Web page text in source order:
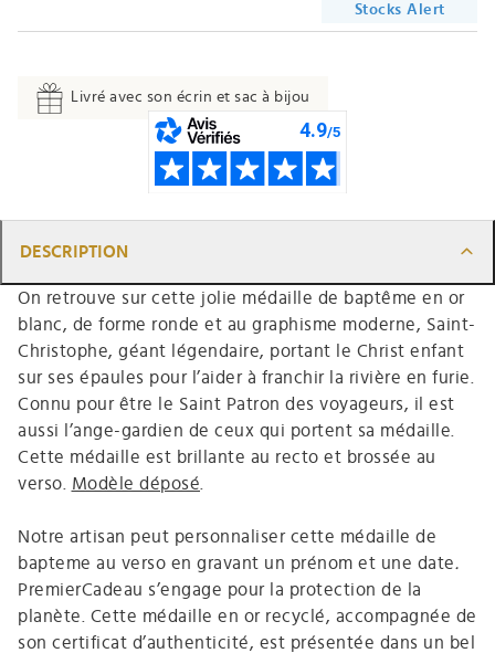
Stocks Alert
Livré avec son écrin et sac à bijou
DESCRIPTION
On retrouve sur cette jolie médaille de baptême en or
blanc, de forme ronde et au graphisme moderne, Saint-
Christophe, géant légendaire, portant le Christ enfant
sur ses épaules pour l’aider à franchir la rivière en furie.
Connu pour être le Saint Patron des voyageurs, il est
aussi l’ange-gardien de ceux qui portent sa médaille.
Cette médaille est brillante au recto et brossée au
verso. Modèle déposé
Notre artisan peut personnaliser cette médaille de
bapteme au verso en gravant un prénom et une date.
PremierCadeau s’engage pour la protection de la
planète. Cette médaille en or recyclé, accompagnée de
son certificat d’authenticité, est présentée dans un bel